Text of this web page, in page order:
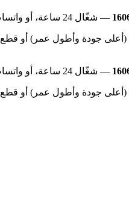
— شغّال 24 ساعة، أو واتساب
(أعلى جودة وأطول عمر) أو قطع
— شغّال 24 ساعة، أو واتساب
(أعلى جودة وأطول عمر) أو قطع